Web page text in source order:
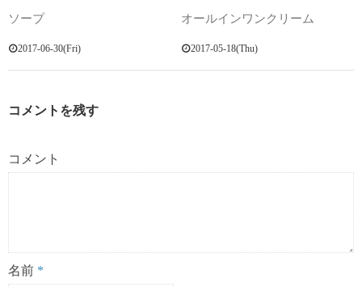
ソープ
2017-06-30(Fri)
オールインワンクリーム
2017-05-18(Thu)
コメントを残す
コメント
名前 *